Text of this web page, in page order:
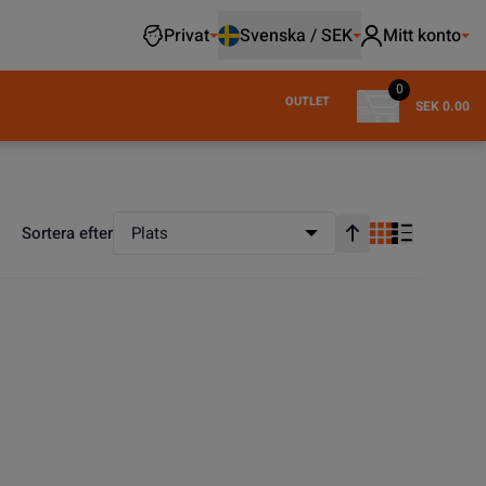
Privat Svenska / SEK Mitt konto
OUTLET
0
SEK 0.00
Sortera efter Plats Stigande ordning